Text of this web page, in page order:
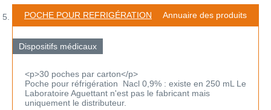
POCHE POUR REFRIGÉRATION Annuaire des produits
Dispositifs médicaux
<p>30 poches par carton</p>
Poche pour réfrigération Nacl 0,9% : existe en 250 mL Le
Laboratoire Aguettant n'est pas le fabricant mais
uniquement le distributeur.